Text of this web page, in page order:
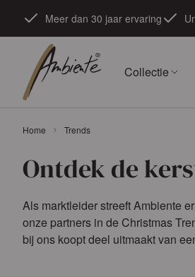
Meer dan 30 jaar ervaring
Collectie
Home Trends
Ontdek de
Als marktleider streeft Ambiente
onze partners in de Christmas
bij ons koopt deel uitmaakt van